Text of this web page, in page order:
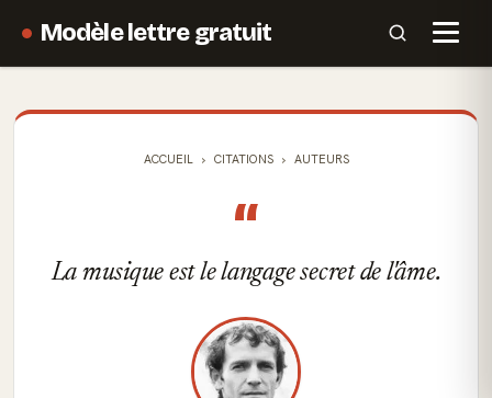
Modèle lettre gratuit
ACCUEIL CITATIONS AUTEURS
“
La musique est le langage secret de l'âme.